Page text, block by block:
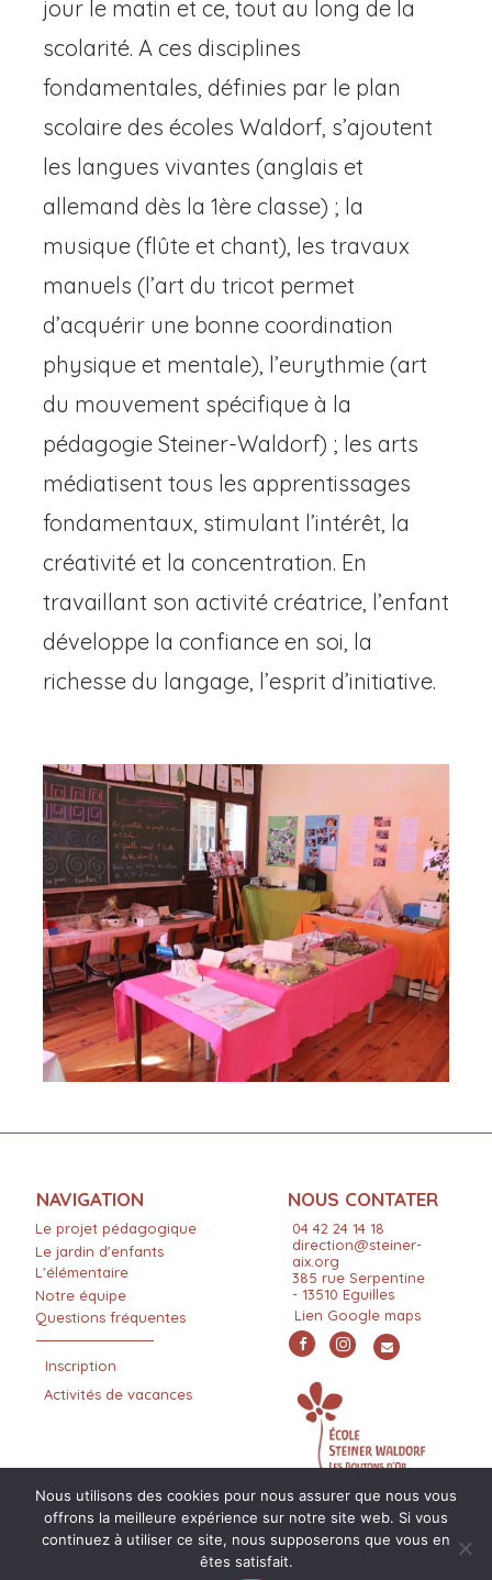
jour le matin et ce, tout au long de la
scolarité. A ces disciplines
fondamentales, définies par le plan
scolaire des écoles Waldorf, s’ajoutent
les langues vivantes (anglais et
allemand dès la 1ère classe) ; la
musique (flûte et chant), les travaux
manuels (l’art du tricot permet
d’acquérir une bonne coordination
physique et mentale), l’eurythmie (art
du mouvement spécifique à la
pédagogie Steiner-Waldorf) ; les arts
médiatisent tous les apprentissages
fondamentaux, stimulant l’intérêt, la
créativité et la concentration. En
travaillant son activité créatrice, l’enfant
développe la confiance en soi, la
richesse du langage, l’esprit d’initiative.
04 42 24 14 18
direction@steiner-
aix.org
385 rue Serpentine
- 13510 Eguilles
Le projet pédagogique
NOUS CONTATER
NAVIGATION
Le jardin d'enfants
Inscription
L'élémentaire
Notre équipe
Questions fréquentes
Activités de vacances
Lien Google maps
Nous utilisons des cookies pour nous assurer que nous vous
offrons la meilleure expérience sur notre site web. Si vous
continuez à utiliser ce site, nous supposerons que vous en
êtes satisfait.